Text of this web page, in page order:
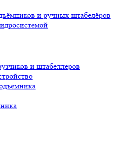
и ручных штабелёров
и штабеллеров